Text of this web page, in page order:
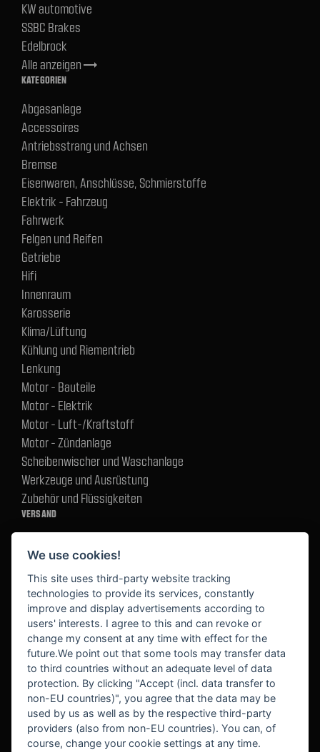
KW automotive
SSBC Brakes
Edelbrock
Alle anzeigentrending_flat
KATEGORIEN
Abgasanlage
Accessoires
Antriebsstrang und Achsen
Bremse
Eisenwaren, Anschlüsse, Schmierstoffe
Elektrik - Fahrzeug
Fahrwerk
Felgen und Reifen
Getriebe
Hifi
Innenraum
Karosserie
Klima/Lüftung
Kühlung und Riementrieb
Lenkung
Motor - Bauteile
Motor - Elektrik
Motor - Luft-/Kraftstoff
Motor - Zündanlage
Scheibenwischer und Waschanlage
Werkzeuge und Ausrüstung
Zubehör und Flüssigkeiten
VERSAND
BEKANNT AUS
We use cookies!
This site uses third-party website tracking
technologies to provide its services, constantly
improve and display advertisements according to
users' interests. I agree to this and can revoke or
change my consent at any time with effect for the
future.We point out that some tools may transfer data
to third countries without an adequate level of data
protection. By clicking "Accept (incl. data transfer to
non-EU countries)", you agree that the data may be
used by us as well as by the respective third-party
providers (also from non-EU countries). You can, of
course, change your cookie settings at any time.